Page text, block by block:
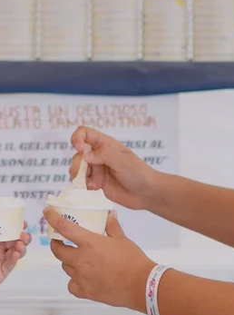
Attrazioni
Lavora con noi